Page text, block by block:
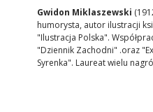
Gwidon Miklaszewski
humorysta, autor ilustracji
"Ilustracja Polska".
"Dziennik Zachodni" .oraz
Syrenka". Laureat wielu